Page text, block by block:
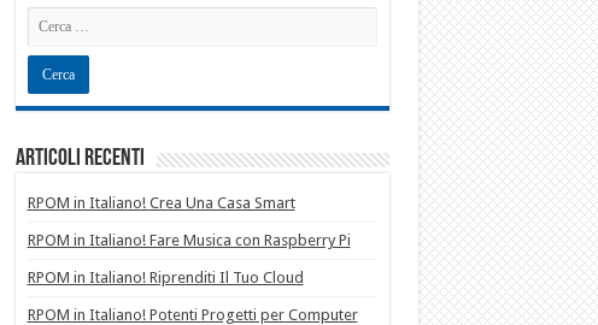
Articoli recenti
RPOM in Italiano! Crea Una Casa Smart
RPOM in Italiano! Fare Musica con Raspberry Pi
RPOM in Italiano! Riprenditi Il Tuo Cloud
RPOM in Italiano! Potenti Progetti per Computer